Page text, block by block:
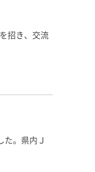
招き、交流
た。県内Ｊ